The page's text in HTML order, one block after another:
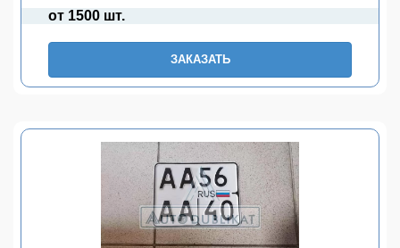
от 1500 шт.
ЗАКАЗАТЬ